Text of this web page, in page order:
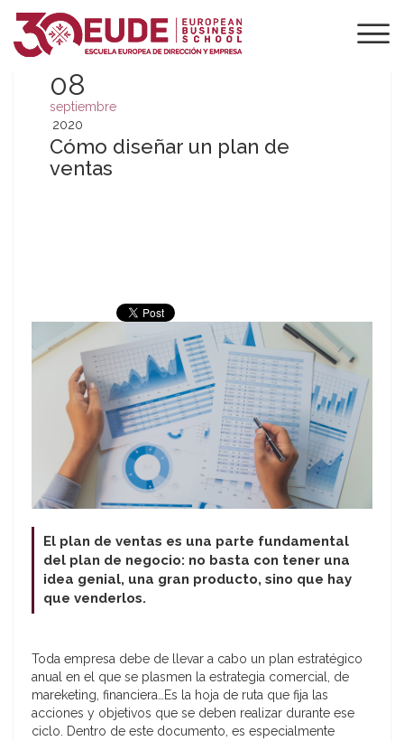
08
septiembre
2020
Cómo diseñar un plan de
ventas
El plan de ventas es una parte fundamental
del plan de negocio: no basta con tener una
idea genial, una gran producto, sino que hay
que venderlos.
Toda empresa debe de llevar a cabo un plan estratégico
anual en el que se plasmen la estrategia comercial, de
mareketing, financiera…Es la hoja de ruta que fija las
acciones y objetivos que se deben realizar durante ese
ciclo. Dentro de este documento, es especialmente